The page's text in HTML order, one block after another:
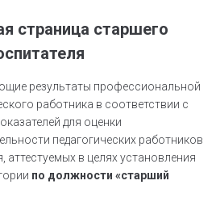
страница старшего
результаты профессиональной
работника в соответствии с
для оценки
педагогических работников
в целях установления
по должности «старший